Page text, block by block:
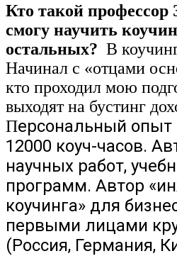
Кто такой профессор
смогу научить
остальных? В
Начинал с «отцами
кто проходил мою
выходят на бустинг
Персональный опыт
12000 коуч-часов.
научных работ,
программ. Автор
коучинга» для
первыми лицами
(Россия, Германия,